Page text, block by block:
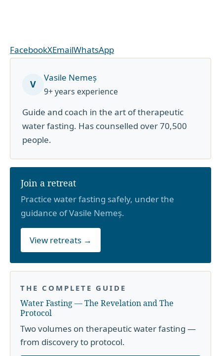
FacebookXEmailWhatsApp
V
Vasile Nemeș
9+ years experience
Guide and coach in the art of therapeutic
water fasting. Has counselled over 70,500
people.
Join a retreat
Practice water fasting safely, under the
guidance of Vasile Nemeș.
View retreats →
THE COMPLETE GUIDE
Water Fasting — The Revelation and The
Protocol
Two volumes on therapeutic water fasting —
from discovery to protocol.